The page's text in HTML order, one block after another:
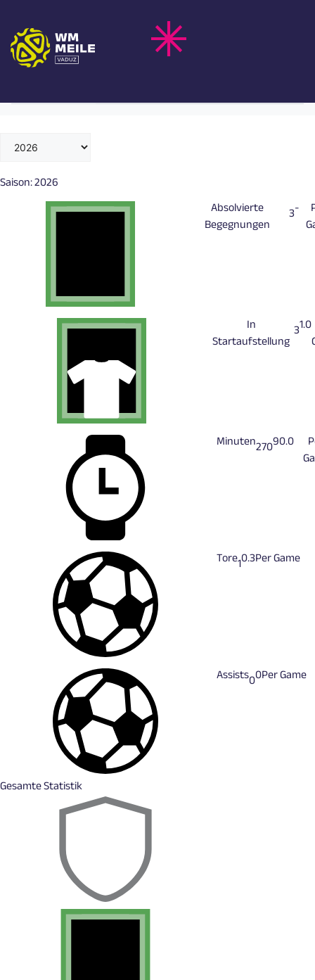
Inhalt
springen
A. GULER
Saison:2026
Absolvierte
Begegnungen
3-
In
Startaufstellung
31.0
Minuten27090.0
Tore10.3Per Game
Assists00Per Game
Gesamte Statistik